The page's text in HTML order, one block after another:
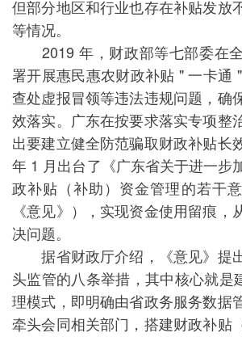
但部分地区和行业也存在补贴发放
等情况。
2019 年，财政部等七部委在
署开展惠民惠农财政补贴 " 一卡通
查处虚报冒领等违法违规问题，确
效落实。广东在按要求落实专项整
出要建立健全防范骗取财政补贴长
年 1 月出台了《广东省关于进一步
政补贴（补助）资金管理的若干
《意见》），实现资金使用留痕，
决问题。
据省财政厅介绍，《意见》提
头监管的八条举措，其中核心就是
理模式，即明确由省政务服务数据
牵头会同相关部门，搭建财政补贴